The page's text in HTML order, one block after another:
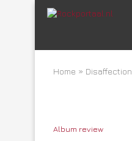
Home » Disaffection
Album review